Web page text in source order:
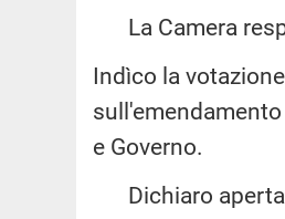
La Camera
Indìco la
e Governo.
Dichiaro aperta